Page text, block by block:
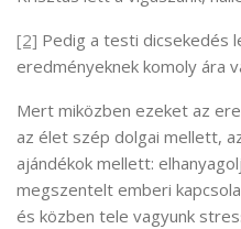
[2] Pedig a testi dicsekedés
eredményeknek komoly ára
Mert miközben ezeket az
az élet szép dolgai mellett,
ajándékok mellett:
megszentelt emberi
és közben tele vagyunk